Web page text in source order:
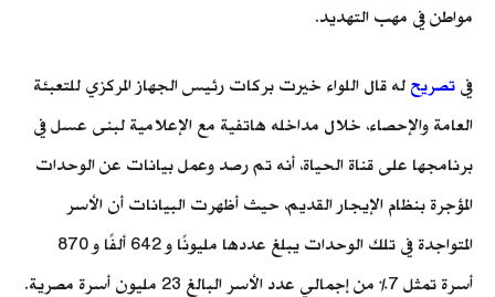
مواطن في مهب التهديد.
في تصريح له قال اللواء خيرت بركات رئيس الجهاز المركزي للتعبئة
العامة والإحصاء، خلال مداخله هاتفية مع الإعلامية لبنى عسل في
برنامجها على قناة الحياة، أنه تم رصد وعمل بيانات عن الوحدات
المؤجرة بنظام الإيجار القديم، حيث أظهرت البيانات أن الأسر
المتواجدة في تلك الوحدات يبلغ عددها مليونًا و 642 ألفًا و 870
أسرة تمثل 7% من إجمالي عدد الأسر البالغ 23 مليون أسرة مصرية.